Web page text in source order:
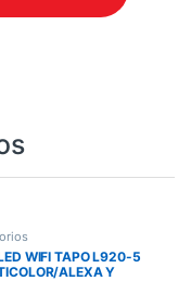
WIFI TAPO L920-5
ALEXA Y